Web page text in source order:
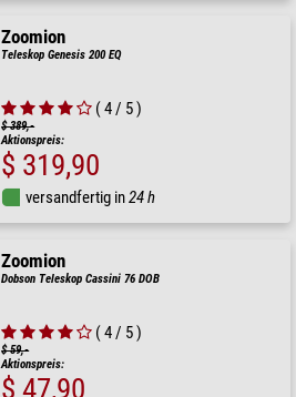
Zoomion
Teleskop Genesis 200 EQ
( 4 / 5 )
$ 389,-
Aktionspreis:
$ 319,90
versandfertig in24 h
Zoomion
Dobson Teleskop Cassini 76 DOB
( 4 / 5 )
$ 59,-
Aktionspreis:
$ 47,90